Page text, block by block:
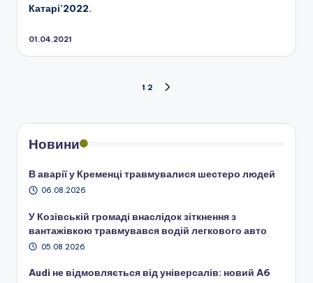
Катарі’2022.
01.04.2021
записів
1 2
Новини
В аварії у Кременці травмувалися шестеро людей
06.08.2026
У Козівській громаді внаслідок зіткнення з
вантажівкою травмувався водій легкового авто
05.08.2026
Audi не відмовляється від універсалів: новий A6